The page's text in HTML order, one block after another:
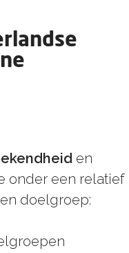
en
onder een relatief
doelgroep: